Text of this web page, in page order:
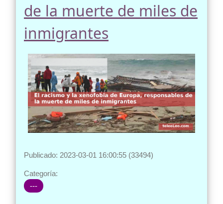
de la muerte de miles de
inmigrantes
Publicado: 2023-03-01 16:00:55 (33494)
Categoría:
---